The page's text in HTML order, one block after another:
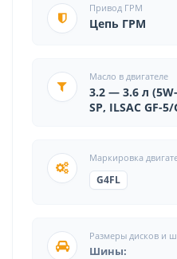
Привод ГРМ
Цепь ГРМ
Масло в двигателе
3.2 — 3.6 л
SP, ILSAC GF-5/
Маркировка
G4FL
Размеры дисков и
Шины: